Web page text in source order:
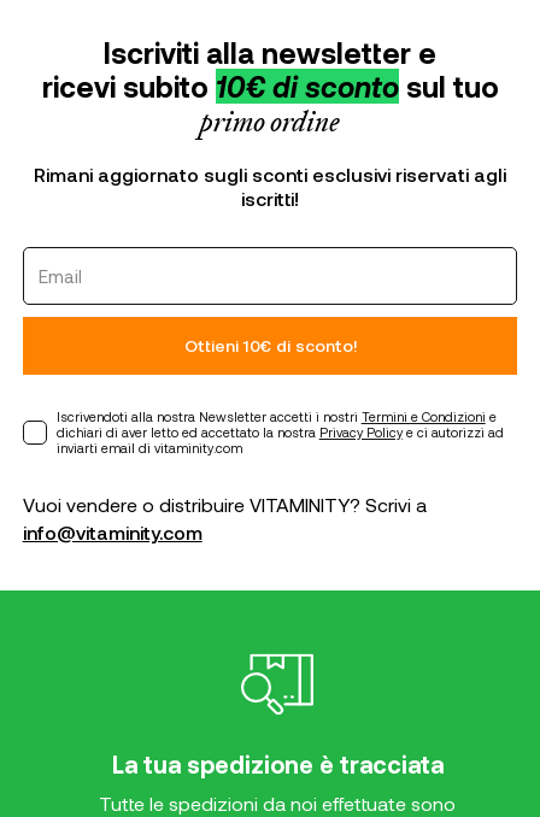
Iscriviti alla newsletter e
ricevi subito 10€ di scontosul tuo
primo ordine
Rimani aggiornato sugli sconti esclusivi riservati agli
iscritti!
Ottieni 10€ di sconto!
Iscrivendoti alla nostra Newsletter accetti i nostri Termini e Condizioni e
dichiari di aver letto ed accettato la nostra Privacy Policye ci autorizzi ad
inviarti email di vitaminity.com
Vuoi vendere o distribuire VITAMINITY? Scrivi a
info@vitaminity.com
La tua spedizione è tracciata
Tutte le spedizioni da noi effettuate sono